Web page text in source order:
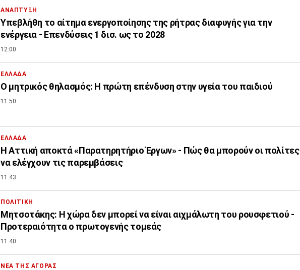
ΑΝΑΠΤΥΞΗ
Υπεβλήθη το αίτημα ενεργοποίησης της ρήτρας διαφυγής για την
ενέργεια - Επενδύσεις 1 δισ. ως το 2028
12:00
ΕΛΛΑΔΑ
Ο μητρικός θηλασμός: Η πρώτη επένδυση στην υγεία του παιδιού
11:50
ΕΛΛΑΔΑ
Η Αττική αποκτά «Παρατηρητήριο Έργων» - Πώς θα μπορούν οι πολίτες
να ελέγχουν τις παρεμβάσεις
11:43
ΠΟΛΙΤΙΚΗ
Μητσοτάκης: Η χώρα δεν μπορεί να είναι αιχμάλωτη του ρουσφετιού -
Προτεραιότητα ο πρωτογενής τομεάς
11:40
ΝΕΑ ΤΗΣ ΑΓΟΡΑΣ